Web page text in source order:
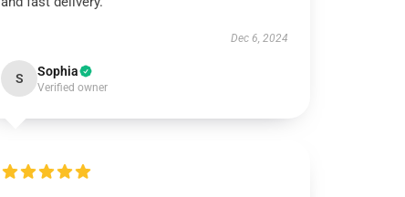
Dec 6, 2024
S Sophia
Verified owner